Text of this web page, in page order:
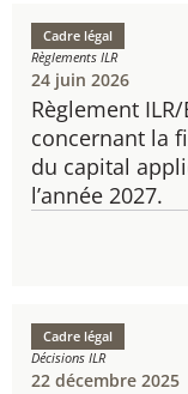
Règlement
concernant la
du capital
l’année 2027.
Cadre légal
Règlements ILR
24 juin 2026
Cadre légal
Décisions ILR
22 décembre 2025